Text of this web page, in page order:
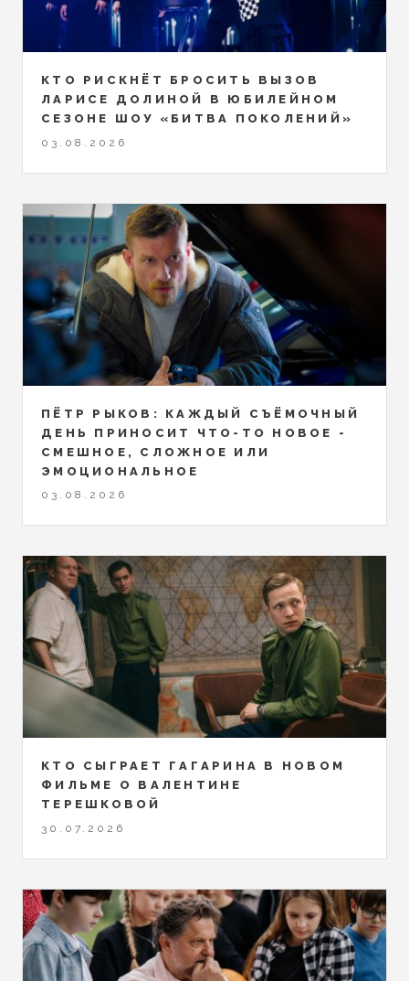
КТО РИСКНЁТ БРОСИТЬ ВЫЗОВ
ЛАРИСЕ ДОЛИНОЙ В ЮБИЛЕЙНОМ
СЕЗОНЕ ШОУ «БИТВА ПОКОЛЕНИЙ»
03.08.2026
ПЁТР РЫКОВ: КАЖДЫЙ СЪЁМОЧНЫЙ
ДЕНЬ ПРИНОСИТ ЧТО-ТО НОВОЕ -
СМЕШНОЕ, СЛОЖНОЕ ИЛИ
ЭМОЦИОНАЛЬНОЕ
03.08.2026
КТО СЫГРАЕТ ГАГАРИНА В НОВОМ
ФИЛЬМЕ О ВАЛЕНТИНЕ
ТЕРЕШКОВОЙ
30.07.2026